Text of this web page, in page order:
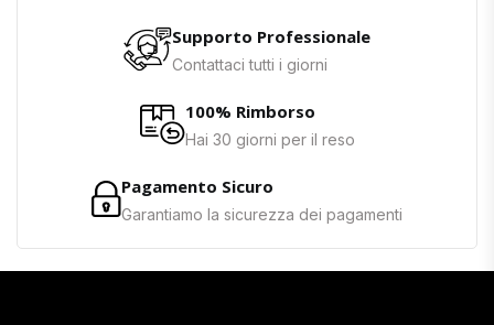
Supporto Professionale
Contattaci tutti i giorni
100% Rimborso
Hai 30 giorni per il reso
Pagamento Sicuro
Garantiamo la sicurezza dei pagamenti